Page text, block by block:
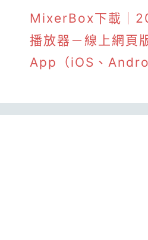
MixerBox下載｜
播放器－線上網頁
App（iOS、